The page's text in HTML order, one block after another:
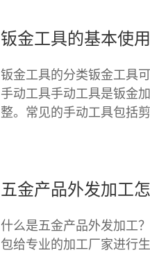
钣金工具的基本使
钣金工具的分类钣金工具
手动工具手动工具是钣金
整。常见的手动工具包括
五金产品外发加工
什么是五金产品外发加工
包给专业的加工厂家进行